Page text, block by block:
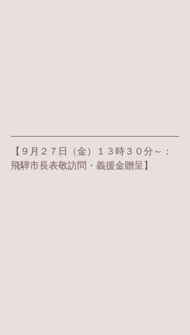
【 ９月２７日（金）１３時３０分～：
飛騨市長表敬訪問・義援金贈呈】